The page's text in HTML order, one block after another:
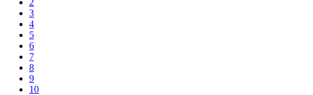
3
4
5
6
7
8
9
10